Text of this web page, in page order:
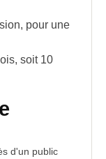
pour une
soit 10
d'un public